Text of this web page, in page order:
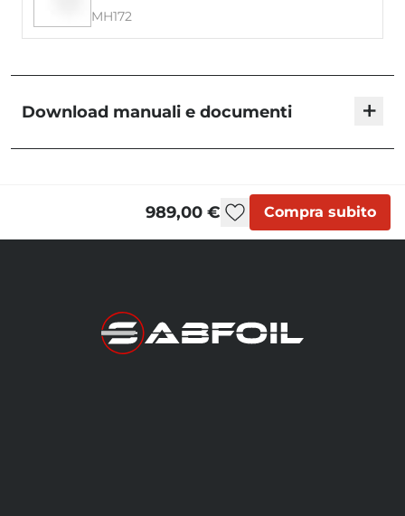
MH172
Download manuali e documenti +
989,00 € Compra subito